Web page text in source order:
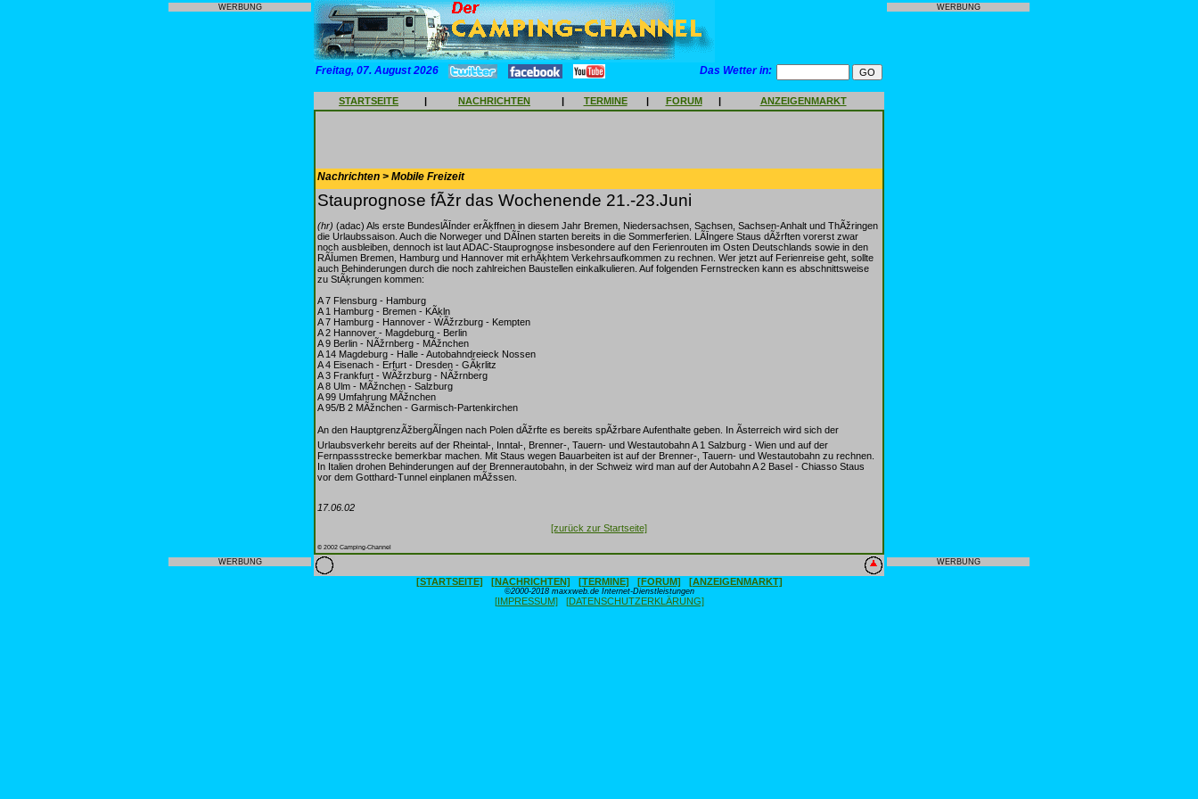
WERBUNG
WERBUNG
Freitag, 07. August 2026 Das Wetter in:
STARTSEITE | NACHRICHTEN | TERMINE | FORUM | ANZEIGENMARKT
Nachrichten > Mobile Freizeit
Stauprognose fÃžr das Wochenende 21.-23.Juni
(hr) (adac) Als erste BundeslÃĪnder erÃķffnen in diesem Jahr Bremen, Niedersachsen, Sachsen, Sachsen-Anhalt und ThÃžringen
die Urlaubssaison. Auch die Norweger und DÃĪnen starten bereits in die Sommerferien. LÃĪngere Staus dÃžrften vorerst zwar
noch ausbleiben, dennoch ist laut ADAC-Stauprognose insbesondere auf den Ferienrouten im Osten Deutschlands sowie in den
RÃĪumen Bremen, Hamburg und Hannover mit erhÃķhtem Verkehrsaufkommen zu rechnen. Wer jetzt auf Ferienreise geht, sollte
auch Behinderungen durch die noch zahlreichen Baustellen einkalkulieren. Auf folgenden Fernstrecken kann es abschnittsweise
zu StÃķrungen kommen:
A 7 Flensburg - Hamburg
A 1 Hamburg - Bremen - KÃķln
A 7 Hamburg - Hannover - WÃžrzburg - Kempten
A 2 Hannover - Magdeburg - Berlin
A 9 Berlin - NÃžrnberg - MÃžnchen
A 14 Magdeburg - Halle - Autobahndreieck Nossen
A 4 Eisenach - Erfurt - Dresden - GÃķrlitz
A 3 Frankfurt - WÃžrzburg - NÃžrnberg
A 8 Ulm - MÃžnchen - Salzburg
A 99 Umfahrung MÃžnchen
A 95/B 2 MÃžnchen - Garmisch-Partenkirchen
An den HauptgrenzÃžbergÃĪngen nach Polen dÃžrfte es bereits spÃžrbare Aufenthalte geben. In Ãsterreich wird sich der
Urlaubsverkehr bereits auf der Rheintal-, Inntal-, Brenner-, Tauern- und Westautobahn A 1 Salzburg - Wien und auf der
Fernpassstrecke bemerkbar machen. Mit Staus wegen Bauarbeiten ist auf der Brenner-, Tauern- und Westautobahn zu rechnen.
In Italien drohen Behinderungen auf der Brennerautobahn, in der Schweiz wird man auf der Autobahn A 2 Basel - Chiasso Staus
vor dem Gotthard-Tunnel einplanen mÃžssen.
17.06.02
[zurück zur Startseite]
© 2002 Camping-Channel
[STARTSEITE] [NACHRICHTEN] [TERMINE] [FORUM] [ANZEIGENMARKT]
©2000-2018 maxxweb.de Internet-Dienstleistungen
[IMPRESSUM] [DATENSCHUTZERKLÄRUNG]
WERBUNG
WERBUNG